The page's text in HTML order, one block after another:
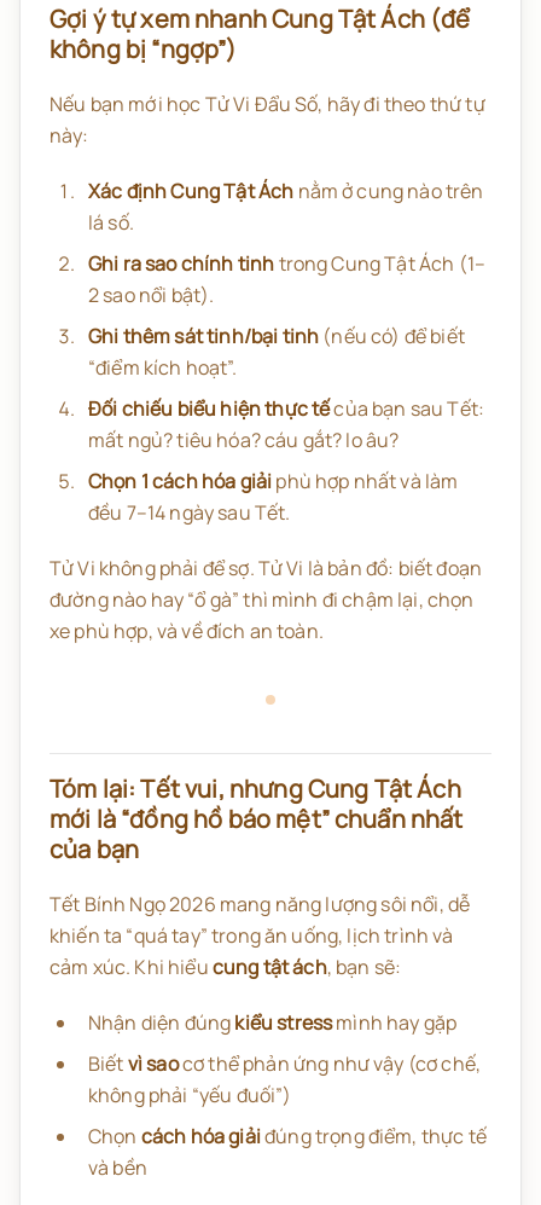
Gợi ý tự xem nhanh Cung Tật Ách (để
không bị “ngợp”)
Nếu bạn mới học Tử Vi Đẩu Số, hãy đi theo thứ tự
này:
Xác định Cung Tật Ách nằm ở cung nào trên
lá số.
Ghi ra sao chính tinhtrong Cung Tật Ách (1–
2 sao nổi bật).
Ghi thêm sát tinh/bại tinh (nếu có) để biết
“điểm kích hoạt”.
Đối chiếu biểu hiện thực tếcủa bạn sau Tết:
mất ngủ? tiêu hóa? cáu gắt? lo âu?
Chọn 1 cách hóa giảiphù hợp nhất và làm
đều 7–14 ngày sau Tết.
Tử Vi không phải để sợ. Tử Vi là bản đồ: biết đoạn
đường nào hay “ổ gà” thì mình đi chậm lại, chọn
xe phù hợp, và về đích an toàn.
Tóm lại: Tết vui, nhưng Cung Tật Ách
mới là “đồng hồ báo mệt” chuẩn nhất
của bạn
Tết Bính Ngọ 2026 mang năng lượng sôi nổi, dễ
khiến ta “quá tay” trong ăn uống, lịch trình và
cảm xúc. Khi hiểucung tật ách, bạn sẽ:
Nhận diện đúngkiểu stressmình hay gặp
Biếtvì saocơ thể phản ứng như vậy (cơ chế,
không phải “yếu đuối”)
Chọn cách hóa giảiđúng trọng điểm, thực tế
và bền